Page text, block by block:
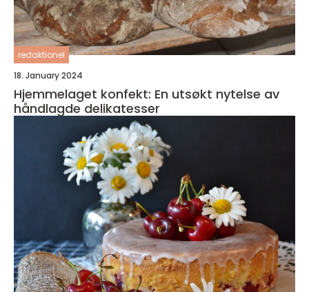
redaktionel
18. January 2024
Hjemmelaget konfekt: En utsøkt nytelse av
håndlagde delikatesser